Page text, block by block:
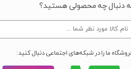
دنبال چه محصولی هستید؟
ما را در شبکه‌های اجتماعی دنبال کنید: